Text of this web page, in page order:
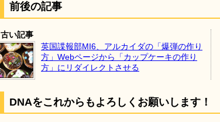
前後の記事
古い記事
英国諜報部MI6、アルカイダの「爆弾の作り
方」Webページから「カップケーキの作り
方」にリダイレクトさせる
DNAをこれからもよろしくお願いします！